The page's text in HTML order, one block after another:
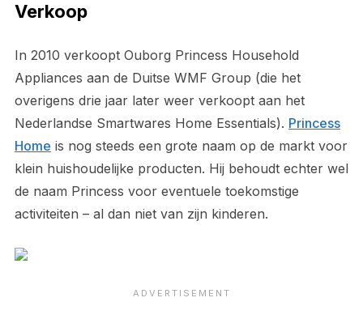
Verkoop
In 2010 verkoopt Ouborg Princess Household
Appliances aan de Duitse WMF Group (die het
overigens drie jaar later weer verkoopt aan het
Nederlandse Smartwares Home Essentials). Princess
Home is nog steeds een grote naam op de markt voor
klein huishoudelijke producten. Hij behoudt echter wel
de naam Princess voor eventuele toekomstige
activiteiten – al dan niet van zijn kinderen.